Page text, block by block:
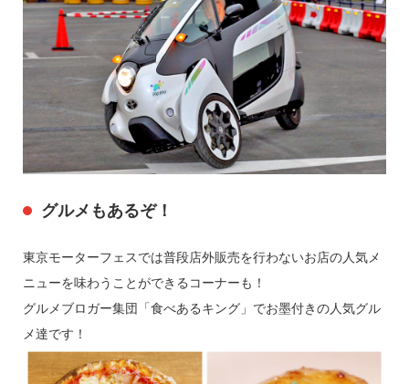
グルメもあるぞ！
東京モーターフェスでは普段店外販売を行わないお店の人気メ
ニューを味わうことができるコーナーも！
グルメブロガー集団「食べあるキング」でお墨付きの人気グル
メ達です！